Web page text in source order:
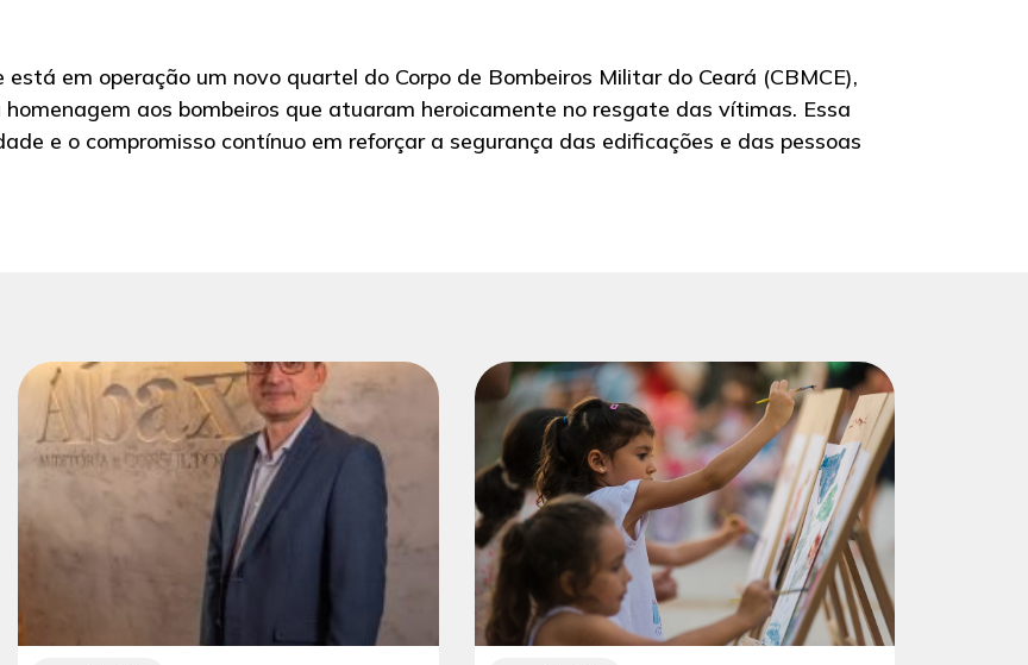
em operação um novo quartel do Corpo de Bombeiros Militar do Ceará (CBMCE),
aos bombeiros que atuaram heroicamente no resgate das vítimas. Essa
e o compromisso contínuo em reforçar a segurança das edificações e das pessoas